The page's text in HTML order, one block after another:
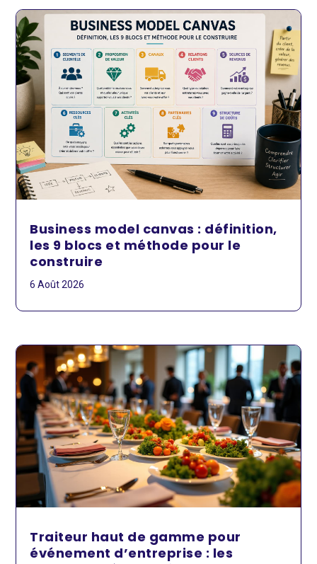
Business model canvas : définition,
les 9 blocs et méthode pour le
construire
6 Août 2026
Traiteur haut de gamme pour
événement d’entreprise : les